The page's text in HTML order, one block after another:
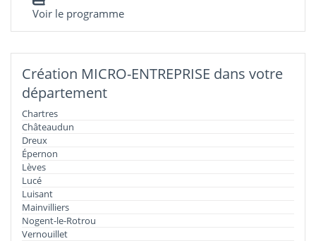
Voir le programme
Création MICRO-ENTREPRISE dans votre
département
Chartres
Châteaudun
Dreux
Épernon
Lèves
Lucé
Luisant
Mainvilliers
Nogent-le-Rotrou
Vernouillet